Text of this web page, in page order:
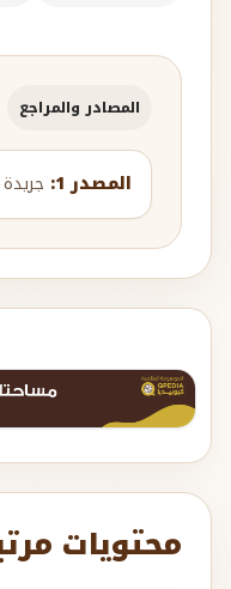
المصادر والمراجع
المصدر 1:
محتويات